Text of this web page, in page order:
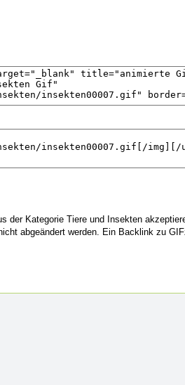
der Kategorie Tiere und Insekten
abgeändert werden. Ein Backlink zu